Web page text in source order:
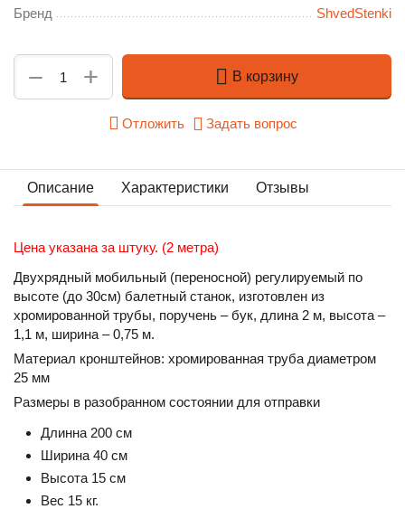
Бренд ShvedStenki
+
− В корзину
Отложить Задать вопрос
Описание Характеристики Отзывы
Цена указана за штуку. (2 метра)
Двухрядный мобильный (переносной) регулируемый по
высоте (до 30см) балетный станок, изготовлен из
хромированной трубы, поручень – бук, длина 2 м, высота –
1,1 м, ширина – 0,75 м.
Материал кронштейнов: хромированная труба диаметром
25 мм
Размеры в разобранном состоянии для отправки
Длинна 200 см
Ширина 40 см
Высота 15 см
Вес 15 кг.